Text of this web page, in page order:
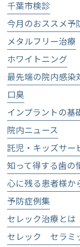
千葉市検診
今月のおススメ予
メタルフリー治療
ホワイトニング
最先端の院内感染
口臭
インプラントの基
院内ニュース
託児・キッズサー
知って得する歯の
心に残る患者様か
予防症例集
セレック治療とは
セレック セラ